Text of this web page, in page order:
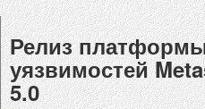
Релиз
уязвимостей
5.0